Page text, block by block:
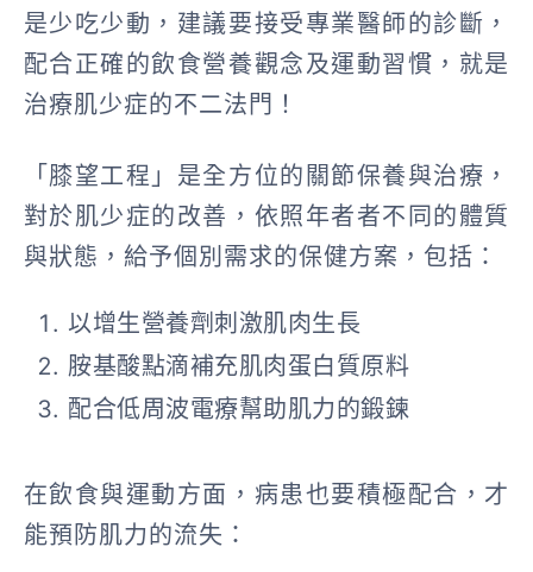
是少吃少動，建議要接受專業醫師的診斷，
配合正確的飲食營養觀念及運動習慣，就是
治療肌少症的不二法門！
「膝望工程」是全方位的關節保養與治療，
對於肌少症的改善，依照年者者不同的體質
與狀態，給予個別需求的保健方案，包括：
以增生營養劑刺激肌肉生長
胺基酸點滴補充肌肉蛋白質原料
配合低周波電療幫助肌力的鍛鍊
在飲食與運動方面，病患也要積極配合，才
能預防肌力的流失：